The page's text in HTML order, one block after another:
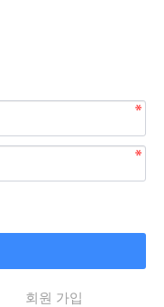
회원 가입